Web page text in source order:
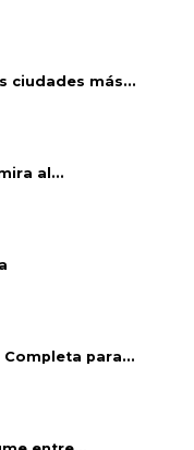
ciudades más...
al...
para...